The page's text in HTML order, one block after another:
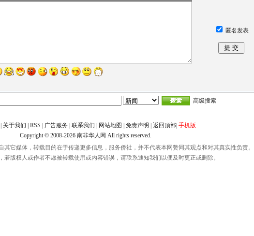
匿名发表
高级搜索
关于我们 RSS 广告服务 联系我们 网站地图 免责声明 返回顶部| 手机版
Copyright © 2008-2026 南非华人网 All rights reserved.
其它媒体，转载目的在于传递更多信息，服务侨社，并不代表本网赞同其观点和对其真实性负责。
若版权人或作者不愿被转载使用或内容错误，请联系通知我们以便及时更正或删除。